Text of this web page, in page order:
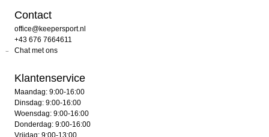
Contact
office@keepersport.nl
+43 676 7664611
Chat met ons
Klantenservice
Maandag: 9:00-16:00
Dinsdag: 9:00-16:00
Woensdag: 9:00-16:00
Donderdag: 9:00-16:00
Vrijdag: 9:00-13:00